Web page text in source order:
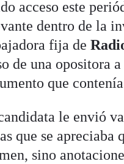
acceso este
dentro de la
fija de
de una opositora
que
le envió
que se
sino